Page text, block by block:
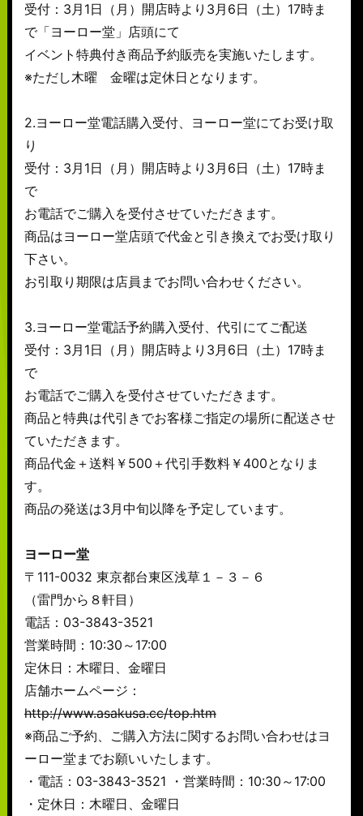
受付：3月1日（月）開店時より3月6日（土）17時ま
で「ヨーロー堂」店頭にて
イベント特典付き商品予約販売を実施いたします。
※ただし木曜 金曜は定休日となります。
2.ヨーロー堂電話購入受付、ヨーロー堂にてお受け取
り
受付：3月1日（月）開店時より3月6日（土）17時ま
で
お電話でご購入を受付させていただきます。
商品はヨーロー堂店頭で代金と引き換えでお受け取り
下さい。
お引取り期限は店員までお問い合わせください。
3.ヨーロー堂電話予約購入受付、代引にてご配送
受付：3月1日（月）開店時より3月6日（土）17時ま
で
お電話でご購入を受付させていただきます。
商品と特典は代引きでお客様ご指定の場所に配送させ
ていただきます。
商品代金＋送料￥500＋代引手数料￥400となりま
す。
商品の発送は3月中旬以降を予定しています。
ヨーロー堂
〒111-0032 東京都台東区浅草１－３－６
（雷門から８軒目）
電話：03-3843-3521
営業時間：10:30～17:00
定休日：木曜日、金曜日
店舗ホームページ：
http://www.asakusa.cc/top.htm
※商品ご予約、ご購入方法に関するお問い合わせはヨ
ーロー堂までお願いいたします。
・電話：03-3843-3521 ・営業時間：10:30～17:00
・定休日：木曜日、金曜日